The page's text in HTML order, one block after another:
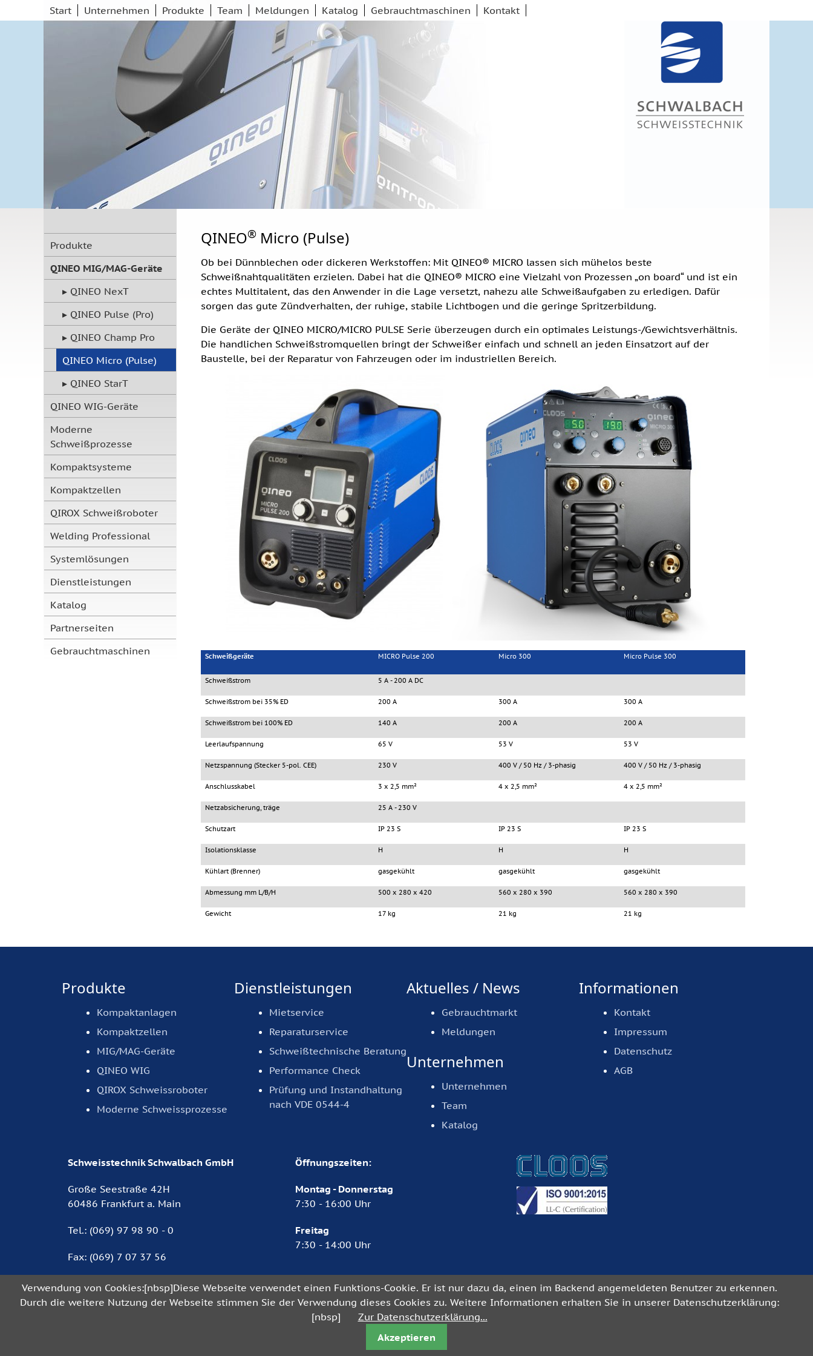
Schweisstechnik Schwalbach GmbH, Frankfurt am Main
Navigation
überspringen
Start Unternehmen Produkte Team Meldungen Katalog Gebrauchtmaschinen Kontakt
QINEO® Micro (Pulse)
Ob bei Dünnblechen oder dickeren Werkstoffen: Mit QINEO® MICRO lassen sich mühelos beste
Schweißnahtqualitäten erzielen. Dabei hat die QINEO® MICRO eine Vielzahl von Prozessen „on board“ und ist ein
echtes Multitalent, das den Anwender in die Lage versetzt, nahezu alle Schweißaufgaben zu erledigen. Dafür
sorgen das gute Zündverhalten, der ruhige, stabile Lichtbogen und die geringe Spritzerbildung.
Die Geräte der QINEO MICRO/MICRO PULSE Serie überzeugen durch ein optimales Leistungs-/Gewichtsverhältnis.
Die handlichen Schweißstromquellen bringt der Schweißer einfach und schnell an jeden Einsatzort auf der
Baustelle, bei der Reparatur von Fahrzeugen oder im industriellen Bereich.
Schweißgeräte MICRO Pulse 200 Micro 300 Micro Pulse 300
Schweißstrom 5 A - 200 A DC
Schweißstrom bei 35% ED 200 A 300 A 300 A
Schweißstrom bei 100% ED 140 A 200 A 200 A
Leerlaufspannung 65 V 53 V 53 V
Netzspannung (Stecker 5-pol. CEE) 230 V 400 V / 50 Hz / 3-phasig 400 V / 50 Hz / 3-phasig
Anschlusskabel 3 x 2,5 mm² 4 x 2,5 mm² 4 x 2,5 mm²
Netzabsicherung, träge 25 A - 230 V
Schutzart IP 23 S IP 23 S IP 23 S
Isolationsklasse H H H
Kühlart (Brenner) gasgekühlt gasgekühlt gasgekühlt
Abmessung mm L/B/H 500 x 280 x 420 560 x 280 x 390 560 x 280 x 390
Gewicht 17 kg 21 kg 21 kg
Navigation
überspringen
Produkte
QINEO MIG/MAG-Geräte
QINEO NexT
QINEO Pulse (Pro)
QINEO Champ Pro
QINEO Micro (Pulse)
QINEO StarT
QINEO WIG-Geräte
Moderne
Schweißprozesse
Kompaktsysteme
Kompaktzellen
QIROX Schweißroboter
Welding Professional
Systemlösungen
Dienstleistungen
Katalog
Partnerseiten
Gebrauchtmaschinen
Produkte
Kompaktanlagen
Kompaktzellen
MIG/MAG-Geräte
QINEO WIG
QIROX Schweissroboter
Moderne Schweissprozesse
Dienstleistungen
Mietservice
Reparaturservice
Schweißtechnische Beratung
Performance Check
Prüfung und Instandhaltung
nach VDE 0544-4
Aktuelles / News
Gebrauchtmarkt
Meldungen
Unternehmen
Unternehmen
Team
Katalog
Informationen
Kontakt
Impressum
Datenschutz
AGB
Schweisstechnik Schwalbach GmbH
Große Seestraße 42H
60486 Frankfurt a. Main
Tel.: (069) 97 98 90 - 0
Fax: (069) 7 07 37 56
E-Mail: info@schweisstechnik-schwalbach.de
Öffnungszeiten:
Montag - Donnerstag
7:30 - 16:00 Uhr
Freitag
7:30 - 14:00 Uhr
© Schweisstechnik Schwalbach GmbH, Frankfurt am Main
Verwendung von Cookies:[nbsp]Diese Webseite verwendet einen Funktions-Cookie. Er ist nur dazu da, einen im Backend angemeldeten Benutzer zu erkennen.
Durch die weitere Nutzung der Webseite stimmen Sie der Verwendung dieses Cookies zu. Weitere Informationen erhalten Sie in unserer Datenschutzerklärung:
[nbsp]
Zur Datenschutzerklärung...
Akzeptieren